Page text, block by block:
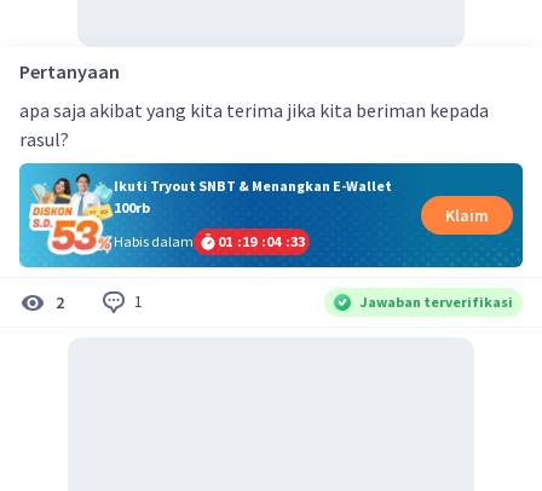
Pertanyaan
apa saja akibat yang kita terima jika kita beriman kepada
rasul?
Ikuti Tryout SNBT & Menangkan E-Wallet
100rb
Habis dalam
01 :19 :04 :33
Klaim
2 1 Jawaban terverifikasi